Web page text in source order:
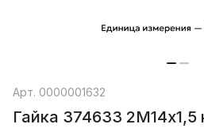
Арт. 0000001632
Гайка 374633 2М14х1,5